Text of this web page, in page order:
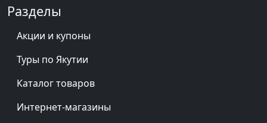
Разделы
Акции и купоны
Туры по Якутии
Каталог товаров
Интернет-магазины